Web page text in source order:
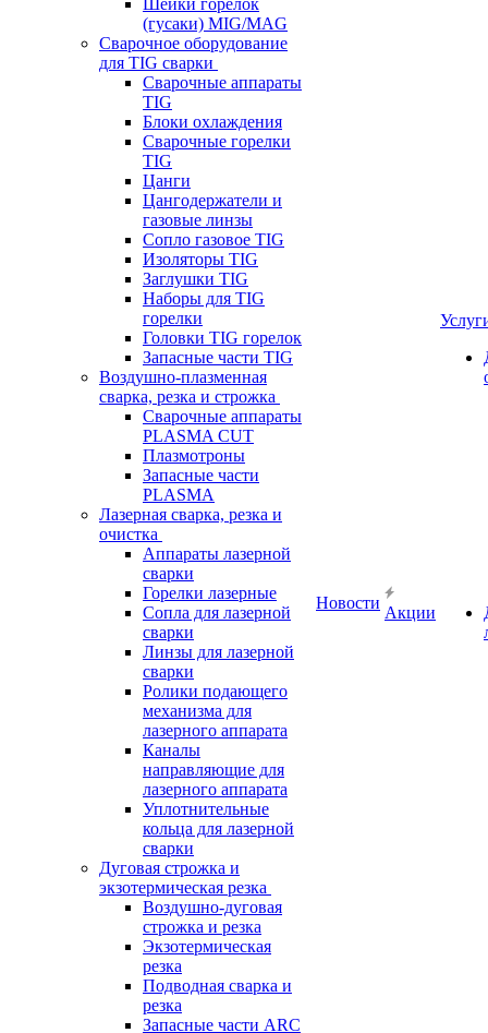
Шейки горелок
(гусаки) MIG/MAG
Сварочное оборудование
для TIG сварки
Сварочные аппараты
TIG
Блоки охлаждения
Сварочные горелки
TIG
Цанги
Цангодержатели и
газовые линзы
Сопло газовое TIG
Изоляторы TIG
Заглушки TIG
Наборы для TIG
горелки
Головки TIG горелок
Запасные части TIG
Воздушно-плазменная
сварка, резка и строжка
Сварочные аппараты
PLASMA CUT
Плазмотроны
Запасные части
PLASMA
Лазерная сварка, резка и
очистка
Аппараты лазерной
сварки
Горелки лазерные
Сопла для лазерной
сварки
Линзы для лазерной
сварки
Ролики подающего
механизма для
лазерного аппарата
Каналы
направляющие для
лазерного аппарата
Уплотнительные
кольца для лазерной
сварки
Дуговая строжка и
экзотермическая резка
Воздушно-дуговая
строжка и резка
Экзотермическая
резка
Подводная сварка и
резка
Запасные части ARC
Новости
Акции